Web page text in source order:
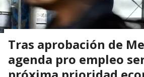
Tras aprobación de
agenda pro empleo